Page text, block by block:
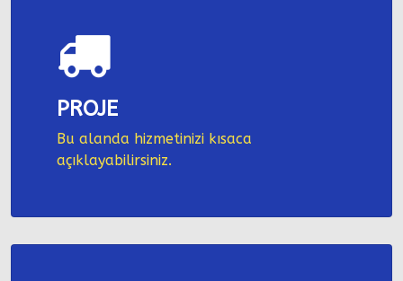
PROJE
Bu alanda hizmetinizi kısaca
açıklayabilirsiniz.